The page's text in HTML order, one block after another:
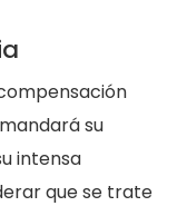
su
intensa
que se trate